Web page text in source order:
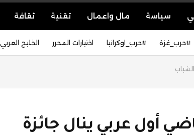
سياسة مال واعمال تقنية ثقافة
#حرب_غزة #حرب_اوكرانيا اختيارات المحرر الخليج العربي
أول عربي ينال جائزة